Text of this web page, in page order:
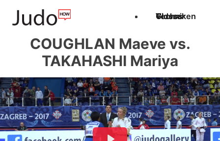
Techniken
Videos
Glossar
COUGHLAN Maeve vs.
TAKAHASHI Mariya